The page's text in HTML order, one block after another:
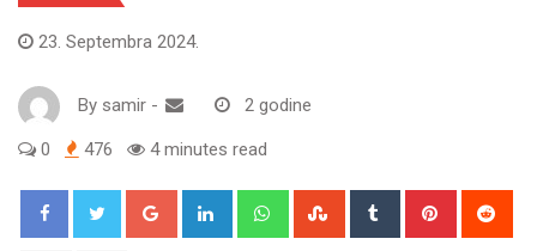
23. Septembra 2024.
By samir - 2 godine
0 476 4 minutes read
Google+ LinkedIn WhatsappStumbleUpon
Tumblr Pinterest